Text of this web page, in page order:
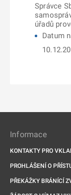
Správce
úřadů
Datum
Informace
KONTAKTY PRO
PROHLÁŠENÍ O
PŘEKÁŽKY BRÁNÍCÍ